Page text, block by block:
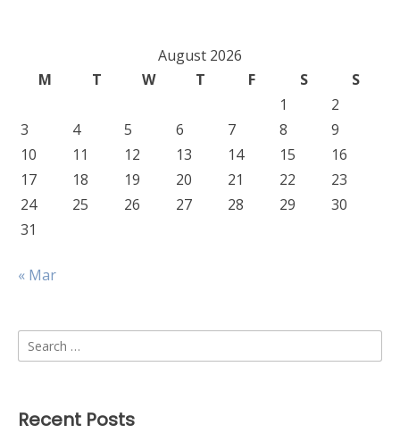
August 2026
M
T W T F S
S
1
2
3
4 5 6 7 8
9
10
11 12 13 14 15
16
17
18 19 20 21 22
23
24
25 26 27 28 29
30
31
« Mar
Search
for:
Recent Posts